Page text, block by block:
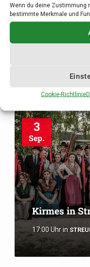
Wenn du deine Zustimmung
bestimmte Merkmale und
Cookie-Richtlinie
Kirmes in
3
Sep.
Kirmes in
17:00 Uhrin